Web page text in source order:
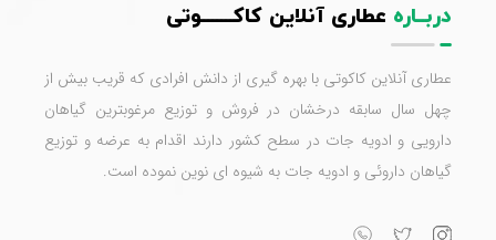
دربــاره عطاری آنلاین کاکـــــــوتی
عطاری آنلاین کاکوتی با بهره گیری از دانش افرادی که قریب بیش از
چهل سال سابقه درخشان در فروش و توزیع مرغوبترین گیاهان
دارویی و ادویه جات در سطح کشور دارند اقدام به عرضه و توزیع
گیاهان داروئی و ادویه جات به شیوه ای نوین نموده است.